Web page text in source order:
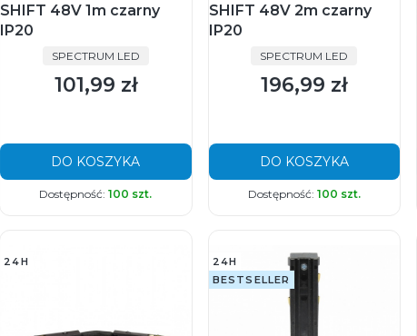
SHIFT 48V 1m czarny
IP20
PRODUCENT
SPECTRUM LED
Cena
101,99 zł
DO KOSZYKA
Dostępność:100 szt.
SHIFT 48V 2m czarny
IP20
PRODUCENT
SPECTRUM LED
Cena
196,99 zł
DO KOSZYKA
Dostępność: 100 szt.
24H
24H
BESTSELLER